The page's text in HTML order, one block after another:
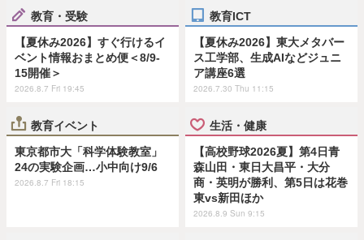
教育・受験
【夏休み2026】すぐ行けるイ
ベント情報おまとめ便＜8/9-
15開催＞
2026.8.7 Fri 19:45
教育ICT
【夏休み2026】東大メタバー
ス工学部、生成AIなどジュニ
ア講座6選
2026.7.30 Thu 11:15
教育イベント
東京都市大「科学体験教室」
24の実験企画…小中向け9/6
2026.8.7 Fri 18:15
生活・健康
【高校野球2026夏】第4日青
森山田・東日大昌平・大分
商・英明が勝利、第5日は花巻
東vs新田ほか
2026.8.9 Sun 9:15